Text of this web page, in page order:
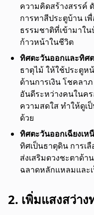
ความคิดสร้างสรรค์
การทาสีประตูบ้าน เ
ธรรมชาติที่เข้ามาใ
ก้าวหน้าในชีวิต
ทิศตะวันออกและทิศ
ธาตุไม้ ให้ใช้ประตูห
ด้านการเงิน โชคลา
อันดีระหว่างคนในค
ความสดใส ทำให้ดู
ด้วย
ทิศตะวันออกเฉียงเห
ทิศเป็นธาตุดิน การเ
ส่งเสริมดวงชะตาด้
ฉลาดหลักแหลมและ
2. เพิ่มแสงสว่า